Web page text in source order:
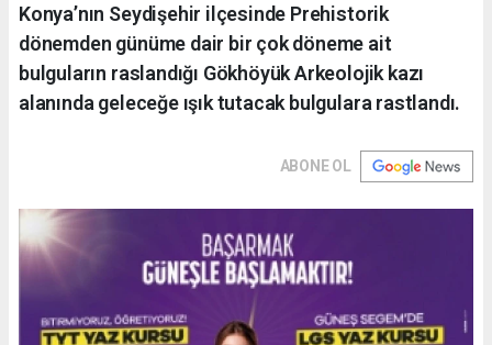
Konya’nın Seydişehir ilçesinde Prehistorik
dönemden günüme dair bir çok döneme ait
bulguların raslandığı Gökhöyük Arkeolojik kazı
alanında geleceğe ışık tutacak bulgulara rastlandı.
ABONE OL